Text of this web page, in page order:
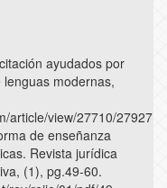
ayudados por
modernas,
article/view/27710/27927
de enseñanza
Revista jurídica
(1), pg.49-60.